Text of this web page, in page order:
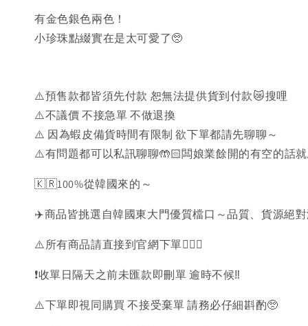
有金色銀色兩色！
小珍珠點綴實在是太可愛了🥺
⚠️預售款都皆須先付款 恕無法提供貨到付款😿搜哩
⚠️不議價 不接急單 不做退換
⚠️ 因為蝦皮備貨時間有限制 欲下單都請先聊聊～
⚠️有問題都可以私訊聊聊🤲🏻闆娘業餘開的有空的話
🇰🇷100%從韓國來的～
✈️商品皆挑選自韓國東大門優質檔口～品質、貨源絕
⚠️所有商品請直接到官網下單💁🏻‍♀️
❗️收單日隔天之前未匯款即刪單 逾時不候‼️
⚠️下單即視同購買 不接受棄單 請務必仔細斟酌🥺